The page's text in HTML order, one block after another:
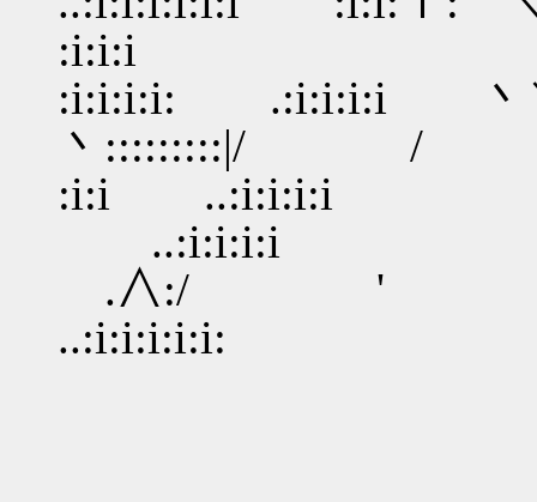
:i:i:i
:i:i:i:i: .:i:i:i:i 丶
丶:::::::::|/ /
:i:i
..:i:i:i:i
.∧:/ '
..:i:i:i:i:i: